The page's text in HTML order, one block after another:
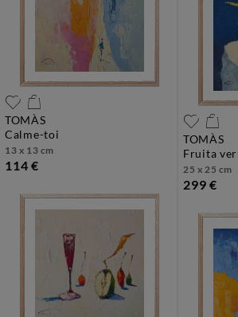
TOMÀS
calme-toi
13 x 13 cm
114 €
TOMÀS
fruita
25 x 25 cm
299 €